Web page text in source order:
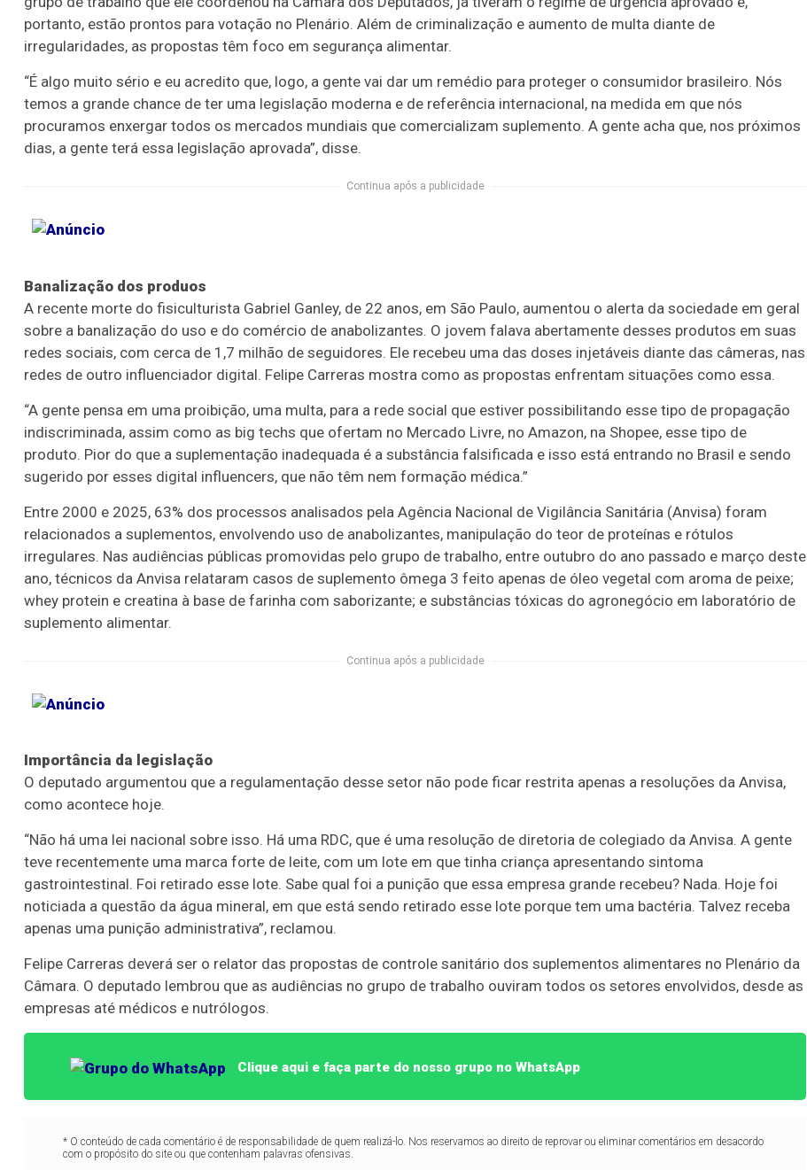
portanto, estão prontos para votação no Plenário. Além de criminalização e aumento de multa diante de
irregularidades, as propostas têm foco em segurança alimentar.
“É algo muito sério e eu acredito que, logo, a gente vai dar um remédio para proteger o consumidor brasileiro. Nós
temos a grande chance de ter uma legislação moderna e de referência internacional, na medida em que nós
procuramos enxergar todos os mercados mundiais que comercializam suplemento. A gente acha que, nos próximos
dias, a gente terá essa legislação aprovada”, disse.
Continua após a publicidade
Banalização dos produos
A recente morte do fisiculturista Gabriel Ganley, de 22 anos, em São Paulo, aumentou o alerta da sociedade em geral
sobre a banalização do uso e do comércio de anabolizantes. O jovem falava abertamente desses produtos em suas
redes sociais, com cerca de 1,7 milhão de seguidores. Ele recebeu uma das doses injetáveis diante das câmeras, nas
redes de outro influenciador digital. Felipe Carreras mostra como as propostas enfrentam situações como essa.
“A gente pensa em uma proibição, uma multa, para a rede social que estiver possibilitando esse tipo de propagação
indiscriminada, assim como as big techs que ofertam no Mercado Livre, no Amazon, na Shopee, esse tipo de
produto. Pior do que a suplementação inadequada é a substância falsificada e isso está entrando no Brasil e sendo
sugerido por esses digital influencers, que não têm nem formação médica.”
Entre 2000 e 2025, 63% dos processos analisados pela Agência Nacional de Vigilância Sanitária (Anvisa) foram
relacionados a suplementos, envolvendo uso de anabolizantes, manipulação do teor de proteínas e rótulos
irregulares. Nas audiências públicas promovidas pelo grupo de trabalho, entre outubro do ano passado e março deste
ano, técnicos da Anvisa relataram casos de suplemento ômega 3 feito apenas de óleo vegetal com aroma de peixe;
whey protein e creatina à base de farinha com saborizante; e substâncias tóxicas do agronegócio em laboratório de
suplemento alimentar.
Continua após a publicidade
Importância da legislação
O deputado argumentou que a regulamentação desse setor não pode ficar restrita apenas a resoluções da Anvisa,
como acontece hoje.
“Não há uma lei nacional sobre isso. Há uma RDC, que é uma resolução de diretoria de colegiado da Anvisa. A gente
teve recentemente uma marca forte de leite, com um lote em que tinha criança apresentando sintoma
gastrointestinal. Foi retirado esse lote. Sabe qual foi a punição que essa empresa grande recebeu? Nada. Hoje foi
noticiada a questão da água mineral, em que está sendo retirado esse lote porque tem uma bactéria. Talvez receba
apenas uma punição administrativa”, reclamou.
Felipe Carreras deverá ser o relator das propostas de controle sanitário dos suplementos alimentares no Plenário da
Câmara. O deputado lembrou que as audiências no grupo de trabalho ouviram todos os setores envolvidos, desde as
empresas até médicos e nutrólogos.
Clique aqui e faça parte do nosso grupo no WhatsApp
* O conteúdo de cada comentário é de responsabilidade de quem realizá-lo. Nos reservamos ao direito de reprovar ou eliminar comentários em desacordo
com o propósito do site ou que contenham palavras ofensivas.